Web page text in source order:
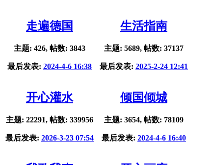
走遍德国
主题: 426, 帖数: 3843
最后发表: 2024-4-6 16:38
生活指南
主题: 5689, 帖数: 37137
最后发表: 2025-2-24 12:41
开心灌水
主题: 22291, 帖数: 339956
最后发表: 2026-3-23 07:54
倾国倾城
主题: 3654, 帖数: 78109
最后发表: 2024-4-6 16:40